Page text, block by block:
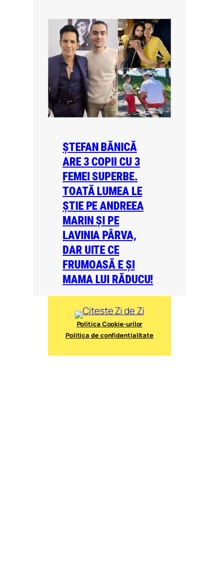
ȘTEFAN BĂNICĂ
ARE 3 COPII CU 3
FEMEI SUPERBE.
TOATĂ LUMEA LE
ȘTIE PE ANDREEA
MARIN ȘI PE
LAVINIA PÂRVA,
DAR UITE CE
FRUMOASĂ E ȘI
MAMA LUI RĂDUCU!
Politica Cookie-urilor
Politica de confidențialitate